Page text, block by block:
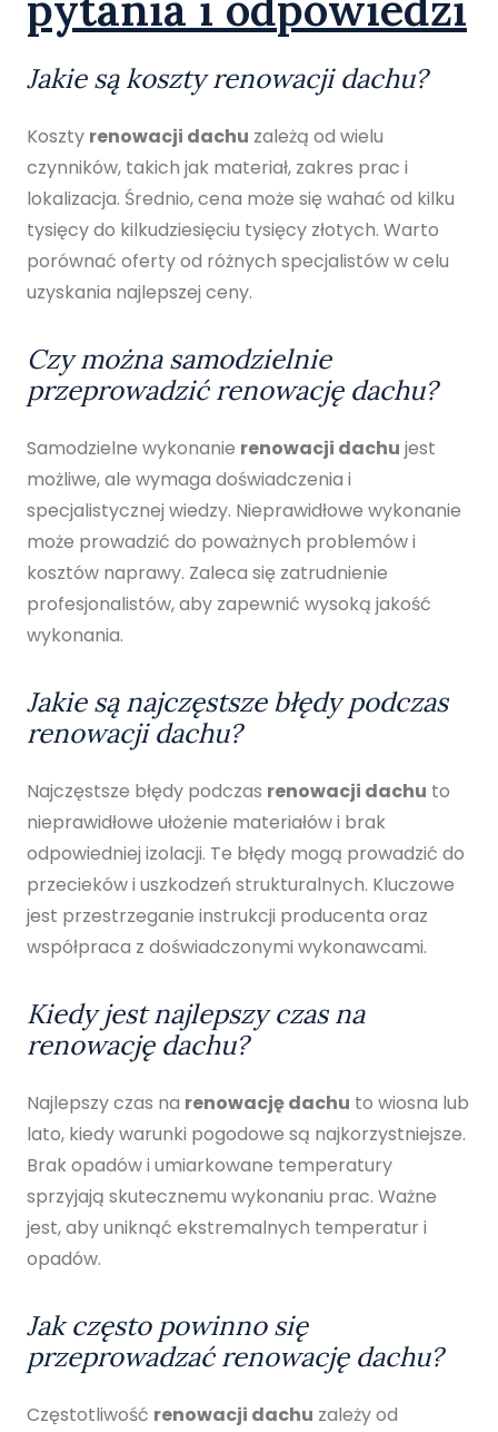
Jakie są koszty renowacji dachu?
Koszty renowacji dachu zależą od wielu
czynników, takich jak materiał, zakres prac i
lokalizacja. Średnio, cena może się wahać od kilku
tysięcy do kilkudziesięciu tysięcy złotych. Warto
porównać oferty od różnych specjalistów w celu
uzyskania najlepszej ceny.
Czy można samodzielnie
przeprowadzić renowację dachu?
Samodzielne wykonanie renowacji dachu jest
możliwe, ale wymaga doświadczenia i
specjalistycznej wiedzy. Nieprawidłowe wykonanie
może prowadzić do poważnych problemów i
kosztów naprawy. Zaleca się zatrudnienie
profesjonalistów, aby zapewnić wysoką jakość
wykonania.
Jakie są najczęstsze błędy podczas
renowacji dachu?
Najczęstsze błędy podczas renowacji dachu to
nieprawidłowe ułożenie materiałów i brak
odpowiedniej izolacji. Te błędy mogą prowadzić do
przecieków i uszkodzeń strukturalnych. Kluczowe
jest przestrzeganie instrukcji producenta oraz
współpraca z doświadczonymi wykonawcami.
Kiedy jest najlepszy czas na
renowację dachu?
Najlepszy czas na renowację dachu to wiosna lub
lato, kiedy warunki pogodowe są najkorzystniejsze.
Brak opadów i umiarkowane temperatury
sprzyjają skutecznemu wykonaniu prac. Ważne
jest, aby uniknąć ekstremalnych temperatur i
opadów.
Jak często powinno się
przeprowadzać renowację dachu?
Częstotliwość renowacji dachu zależy od